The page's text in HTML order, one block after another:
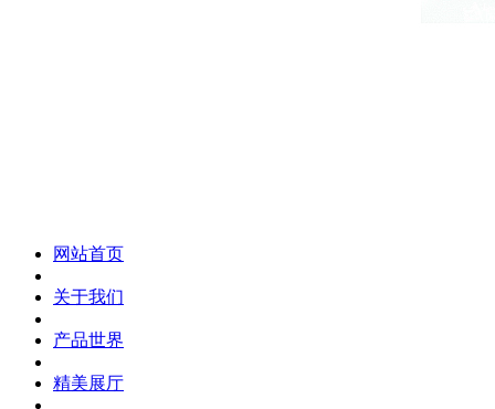
网站首页
关于我们
产品世界
精美展厅